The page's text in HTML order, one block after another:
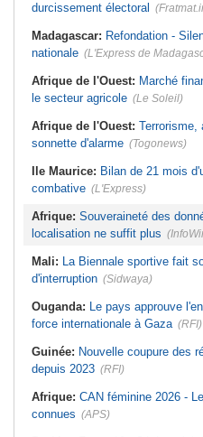
durcissement électoral
Madagascar: Refondation -
nationale (L'Express de
Afrique de l'Ouest: Marché
le secteur agricole (Le Soleil)
Afrique de l'Ouest: Terrorisme,
sonnette d'alarme (Togonews)
Ile Maurice: Bilan de 21 mois
combative (L'Express)
Afrique: Souveraineté des
localisation ne suffit plus
Mali: La Biennale sportive fait
d'interruption (Sidwaya)
Ouganda: Le pays approuve
force internationale à Gaza (RFI)
Guinée: Nouvelle coupure des
depuis 2023 (RFI)
Afrique: CAN féminine 2026 -
connues (APS)